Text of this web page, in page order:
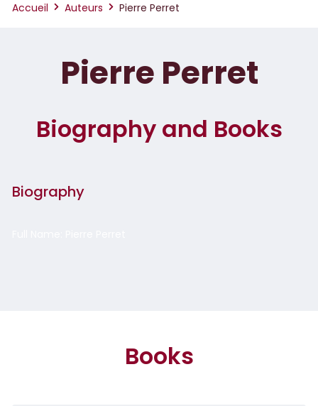
Accueil Auteurs Pierre Perret
Pierre Perret
Biography and Books
Biography
Books